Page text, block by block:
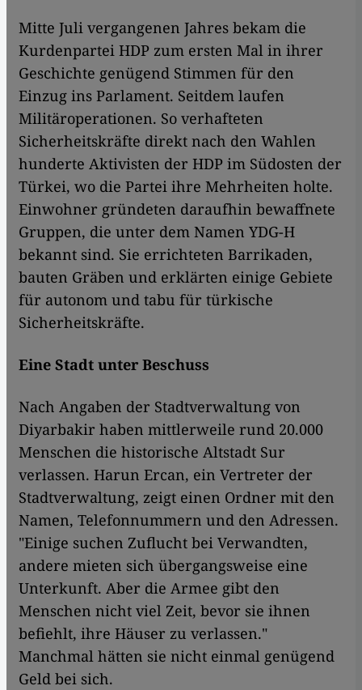
Mitte Juli vergangenen Jahres bekam die
Kurdenpartei HDP zum ersten Mal in ihrer
Geschichte genügend Stimmen für den
Einzug ins Parlament. Seitdem laufen
Militäroperationen. So verhafteten
Sicherheitskräfte direkt nach den Wahlen
hunderte Aktivisten der HDP im Südosten der
Türkei, wo die Partei ihre Mehrheiten holte.
Einwohner gründeten daraufhin bewaffnete
Gruppen, die unter dem Namen YDG-H
bekannt sind. Sie errichteten Barrikaden,
bauten Gräben und erklärten einige Gebiete
für autonom und tabu für türkische
Sicherheitskräfte.
Eine Stadt unter Beschuss
Nach Angaben der Stadtverwaltung von
Diyarbakir haben mittlerweile rund 20.000
Menschen die historische Altstadt Sur
verlassen. Harun Ercan, ein Vertreter der
Stadtverwaltung, zeigt einen Ordner mit den
Namen, Telefonnummern und den Adressen.
"Einige suchen Zuflucht bei Verwandten,
andere mieten sich übergangsweise eine
Unterkunft. Aber die Armee gibt den
Menschen nicht viel Zeit, bevor sie ihnen
befiehlt, ihre Häuser zu verlassen."
Manchmal hätten sie nicht einmal genügend
Geld bei sich.